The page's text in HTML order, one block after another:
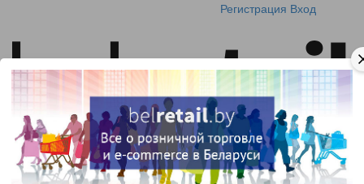
Регистрация Вход